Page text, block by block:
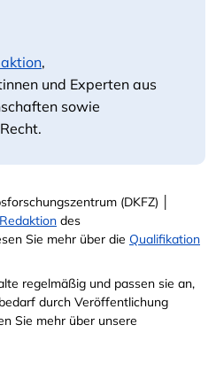
,
und Experten aus
sowie
(DKFZ) │
des
Sie mehr über die Qualifikation
regelmäßig und passen sie an,
durch Veröffentlichung
Sie mehr über unsere